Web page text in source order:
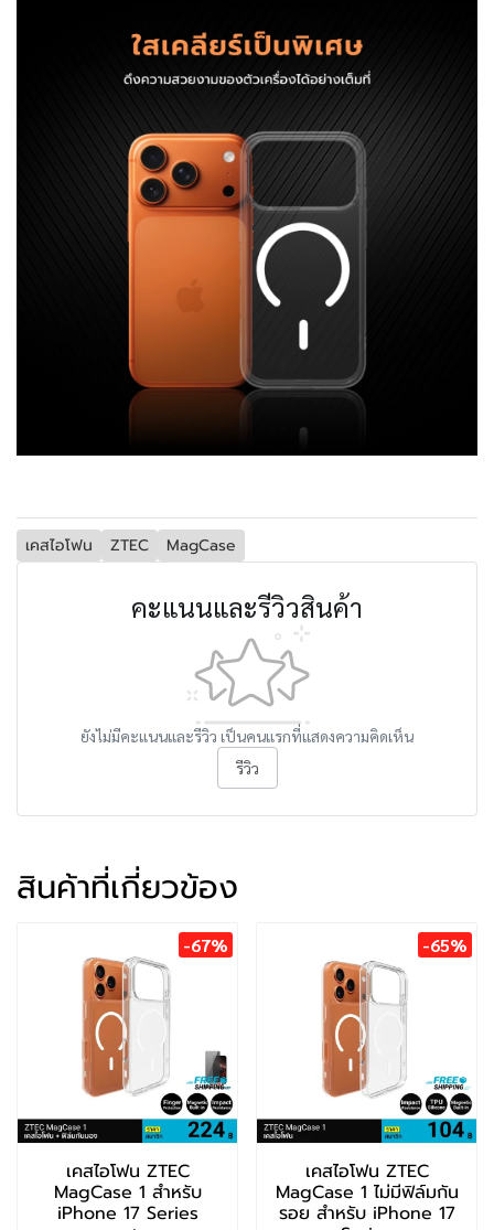
เคสไอโฟน ZTEC MagCase
คะแนนและรีวิวสินค้า
ยังไม่มีคะแนนและรีวิว เป็นคนแรกที่แสดงความคิดเห็น
รีวิว
สินค้าที่เกี่ยวข้อง
-67%
เคสไอโฟน ZTEC
MagCase 1 สำหรับ
iPhone 17 Series
-65%
เคสไอโฟน ZTEC
MagCase 1 ไม่มีฟิล์มกัน
รอย สำหรับ iPhone 17